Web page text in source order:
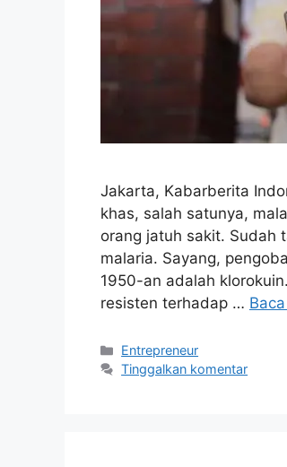
Jakarta, Kabarberita
khas, salah satunya,
orang jatuh sakit. Sudah
malaria. Sayang,
1950-an adalah
resisten terhadap …
Kategori
Entrepreneur
Tinggalkan komentar